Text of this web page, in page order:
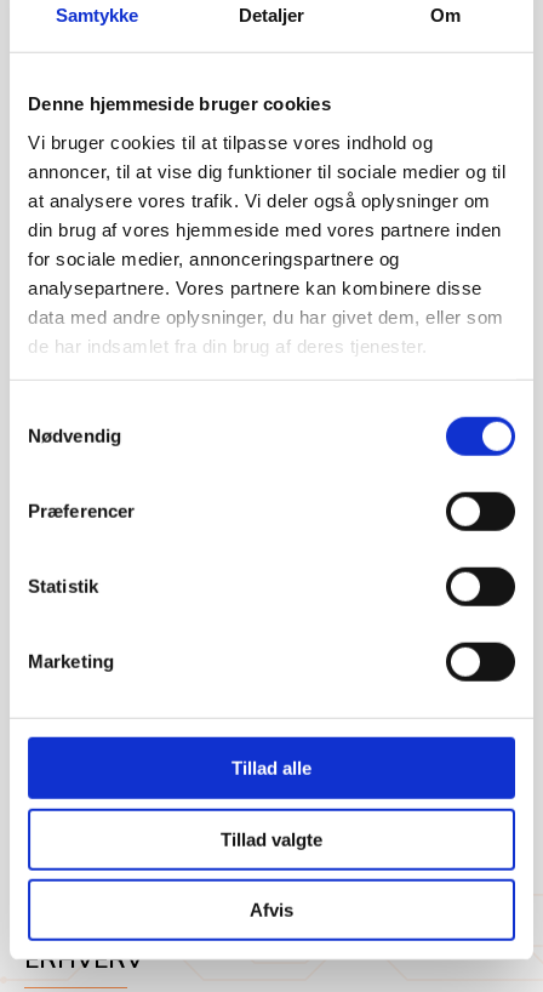
Samtykke Detaljer Om
Denne hjemmeside bruger cookies
Vi bruger cookies til at tilpasse vores indhold og
annoncer, til at vise dig funktioner til sociale medier og til
at analysere vores trafik. Vi deler også oplysninger om
din brug af vores hjemmeside med vores partnere inden
for sociale medier, annonceringspartnere og
analysepartnere. Vores partnere kan kombinere disse
data med andre oplysninger, du har givet dem, eller som
de har indsamlet fra din brug af deres tjenester.
Nødvendig
Præferencer
Statistik
Marketing
Tillad alle
Tillad valgte
Afvis
SOLCELLEANLÆG PÅ 40 KW MED
SKRÆDDERSYET SOLCELLEANLÆG TIL
ERHVERV